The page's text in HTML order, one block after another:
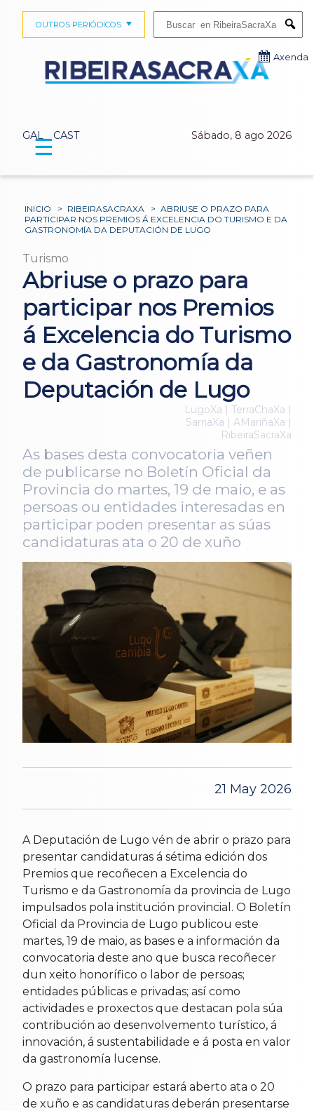
GAL CAST Sábado, 8 ago 2026
OUTROS PERIÓDICOS
Axenda
☰
INICIO > RIBEIRASACRAXA > ABRIUSE O PRAZO PARA
PARTICIPAR NOS PREMIOS Á EXCELENCIA DO TURISMO E DA
GASTRONOMÍA DA DEPUTACIÓN DE LUGO
Turismo
Abriuse o prazo para
participar nos Premios
á Excelencia do Turismo
e da Gastronomía da
Deputación de Lugo
LugoXa | TerraChaXa |
SarriaXa | AMariñaXa |
RibeiraSacraXa
As bases desta convocatoria veñen
de publicarse no Boletín Oficial da
Provincia do martes, 19 de maio, e as
persoas ou entidades interesadas en
participar poden presentar as súas
candidaturas ata o 20 de xuño
21 May 2026
A Deputación de Lugo vén de abrir o prazo para
presentar candidaturas á sétima edición dos
Premios que recoñecen a Excelencia do
Turismo e da Gastronomía da provincia de Lugo
impulsados pola institución provincial. O Boletín
Oficial da Provincia de Lugo publicou este
martes, 19 de maio, as bases e a información da
convocatoria deste ano que busca recoñecer
dun xeito honorífico o labor de persoas;
entidades públicas e privadas; así como
actividades e proxectos que destacan pola súa
contribución ao desenvolvemento turístico, á
innovación, á sustentabilidade e á posta en valor
da gastronomía lucense.
O prazo para participar estará aberto ata o 20
de xuño e as candidaturas deberán presentarse